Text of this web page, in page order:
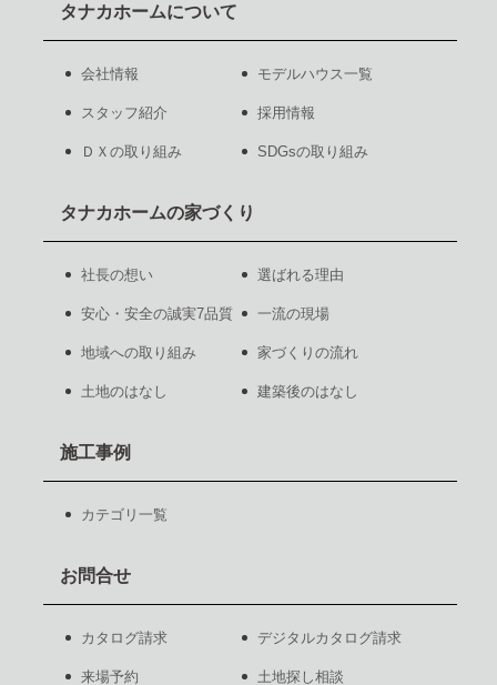
タナカホームについて
会社情報 モデルハウス一覧
スタッフ紹介 採用情報
ＤＸの取り組み SDGsの取り組み
タナカホームの家づくり
社長の想い 選ばれる理由
安心・安全の誠実7品質 一流の現場
地域への取り組み 家づくりの流れ
土地のはなし 建築後のはなし
施工事例
カテゴリ一覧
お問合せ
カタログ請求 デジタルカタログ請求
来場予約 土地探し相談